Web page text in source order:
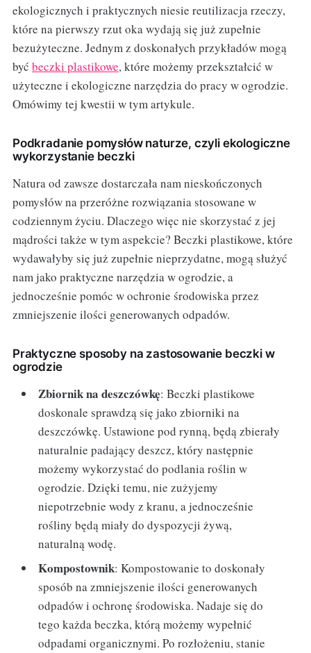
ekologicznych i praktycznych niesie reutilizacja rzeczy,
które na pierwszy rzut oka wydają się już zupełnie
bezużyteczne. Jednym z doskonałych przykładów mogą
być beczki plastikowe, które możemy przekształcić w
użyteczne i ekologiczne narzędzia do pracy w ogrodzie.
Omówimy tej kwestii w tym artykule.
Podkradanie pomysłów naturze, czyli ekologiczne
wykorzystanie beczki
Natura od zawsze dostarczała nam nieskończonych
pomysłów na przeróżne rozwiązania stosowane w
codziennym życiu. Dlaczego więc nie skorzystać z jej
mądrości także w tym aspekcie? Beczki plastikowe, które
wydawałyby się już zupełnie nieprzydatne, mogą służyć
nam jako praktyczne narzędzia w ogrodzie, a
jednocześnie pomóc w ochronie środowiska przez
zmniejszenie ilości generowanych odpadów.
Praktyczne sposoby na zastosowanie beczki w
ogrodzie
Zbiornik na deszczówkę: Beczki plastikowe
doskonale sprawdzą się jako zbiorniki na
deszczówkę. Ustawione pod rynną, będą zbierały
naturalnie padający deszcz, który następnie
możemy wykorzystać do podlania roślin w
ogrodzie. Dzięki temu, nie zużyjemy
niepotrzebnie wody z kranu, a jednocześnie
rośliny będą miały do dyspozycji żywą,
naturalną wodę.
Kompostownik: Kompostowanie to doskonały
sposób na zmniejszenie ilości generowanych
odpadów i ochronę środowiska. Nadaje się do
tego każda beczka, którą możemy wypełnić
odpadami organicznymi. Po rozłożeniu, stanie